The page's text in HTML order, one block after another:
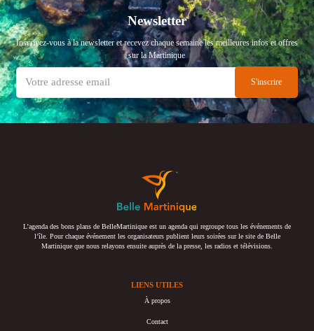
Newsletter
Inscrivez-vous à la newsletter et recevez chaque semaine les meilleures infos et offres
sur la Martinique
L’agenda des bons plans de BelleMartinique est un agenda qui regroupe tous les événements de
l’île. Pour chaque événement les organisateurs publient leurs soirées sur le site de Belle
Martinique que nous relayons ensuite auprès de la presse, les radios et télévisions.
LIENS UTILES
À propos
Contact